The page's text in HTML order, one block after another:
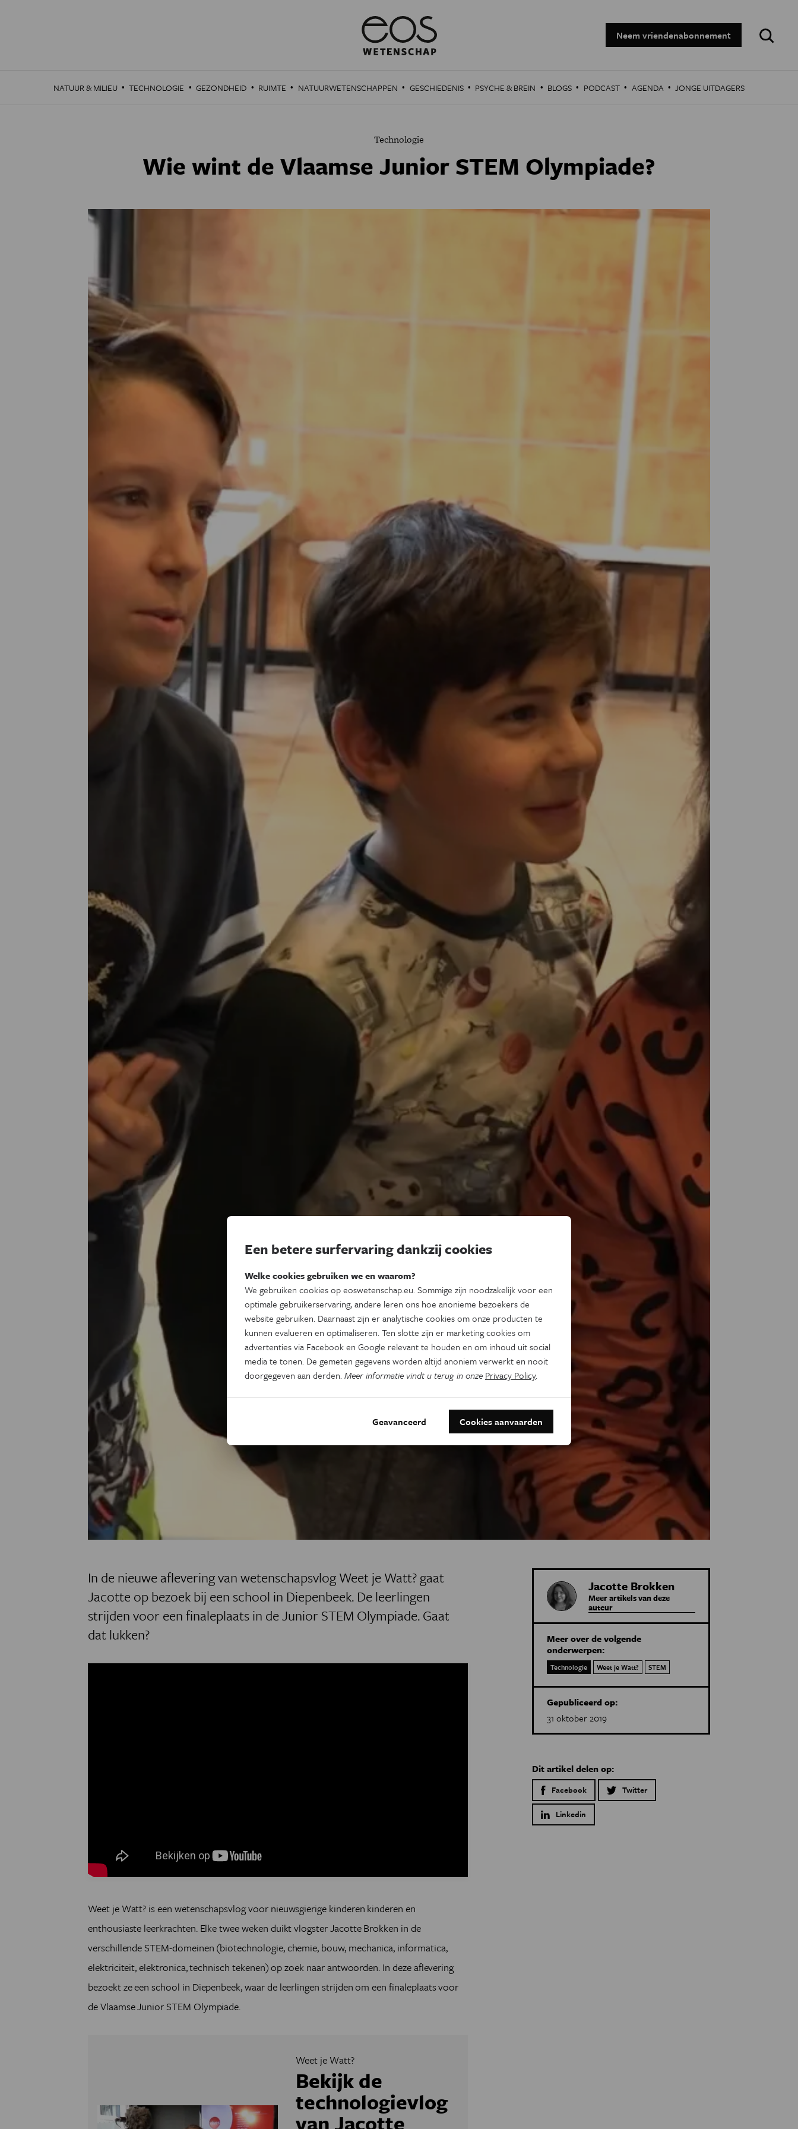
Neem vriendenabonnement
Zoeken:
NATUUR & MILIEU · TECHNOLOGIE · GEZONDHEID · RUIMTE · NATUURWETENSCHAPPEN · GESCHIEDENIS · PSYCHE & BREIN · BLOGS · PODCAST · AGENDA · JONGE UITDAGERS
Technologie
Wie wint de Vlaamse Junior STEM Olympiade?
In de nieuwe aflevering van wetenschapsvlog Weet je Watt? gaat
Jacotte op bezoek bij een school in Diepenbeek. De leerlingen
strijden voor een finaleplaats in de Junior STEM Olympiade. Gaat
dat lukken?
Weet je Watt? is een wetenschapsvlog voor nieuwsgierige kinderen kinderen en
enthousiaste leerkrachten. Elke twee weken duikt vlogster Jacotte Brokken in de
verschillende STEM-domeinen (biotechnologie, chemie, bouw, mechanica, informatica,
elektriciteit, elektronica, technisch tekenen) op zoek naar antwoorden. In deze aflevering
bezoekt ze een school in Diepenbeek, waar de leerlingen strijden om een finaleplaats voor
de Vlaamse Junior STEM Olympiade.
Weet je Watt?
Bekijk de
technologievlog
van Jacotte
Jacotte Brokken
Meer artikels van deze
auteur
Meer over de volgende
onderwerpen:
Technologie Weet je Watt? STEM
Gepubliceerd op:
31 oktober 2019
Dit artikel delen op:
Facebook Twitter
Linkedin
Een betere surfervaring dankzij cookies
Welke cookies gebruiken we en waarom?
We gebruiken cookies op eoswetenschap.eu. Sommige zijn noodzakelijk voor een
optimale gebruikerservaring, andere leren ons hoe anonieme bezoekers de
website gebruiken. Daarnaast zijn er analytische cookies om onze producten te
kunnen evalueren en optimaliseren. Ten slotte zijn er marketing cookies om
advertenties via Facebook en Google relevant te houden en om inhoud uit social
media te tonen. De gemeten gegevens worden altijd anoniem verwerkt en nooit
doorgegeven aan derden.Meer informatie vindt u terug in onze Privacy Policy.
Geavanceerd Cookies aanvaarden